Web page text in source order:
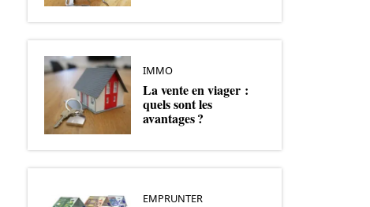
IMMO
La vente en viager :
quels sont les
avantages ?
EMPRUNTER